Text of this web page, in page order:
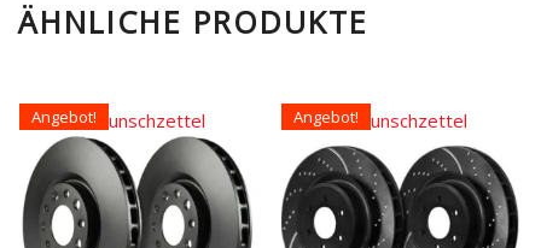
ÄHNLICHE PRODUKTE
Angebot!
Auf den Wunschzettel Angebot!
Auf den Wunschzettel